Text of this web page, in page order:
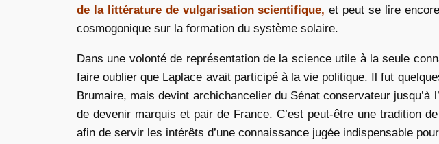
de la littérature de vulgarisation scientifique, et peut se lire
cosmogonique sur la formation du système solaire.
Dans une volonté de représentation de la science utile à la seule
faire oublier que Laplace avait participé à la vie politique. Il fut
Brumaire, mais devint archichancelier du Sénat conservateur jusqu’à
de devenir marquis et pair de France. C’est peut-être une tradition
afin de servir les intérêts d’une connaissance jugée indispensable